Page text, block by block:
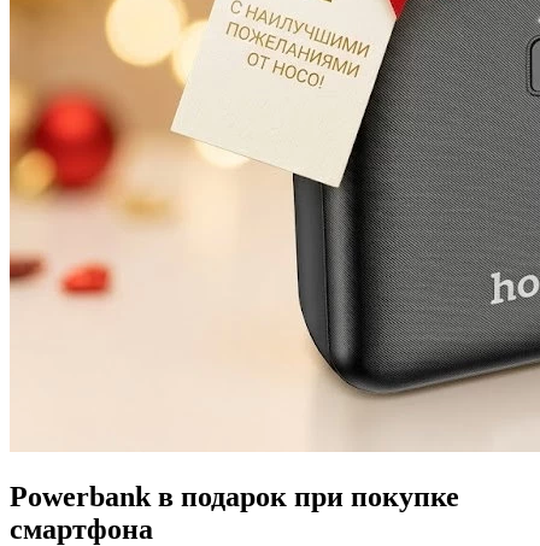
Powerbank в подарок при покупке
смартфона